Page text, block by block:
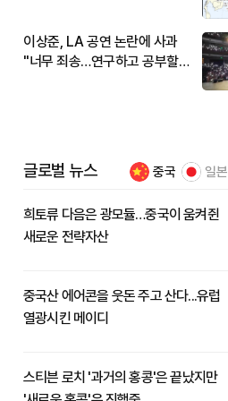
이상준, LA 공연 논란에 사과
"너무 죄송…연구하고 공부할
글로벌 뉴스 중국 일본
희토류 다음은 광모듈…중국이 움켜쥔
새로운 전략자산
중국산 에어콘을 웃돈 주고 산다...유럽
열광시킨 메이디
스티븐 로치 '과거의 홍콩'은 끝났지만